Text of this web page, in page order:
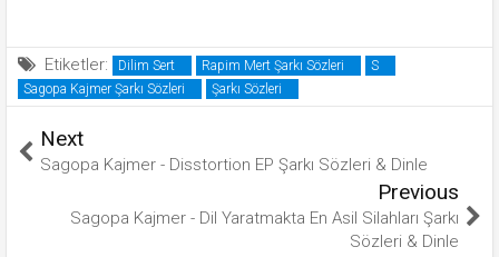
Etiketler: Dilim Sert Rapim Mert Şarkı Sözleri
S
Sagopa Kajmer Şarkı Sözleri
Şarkı Sözleri
Next
Sagopa Kajmer - Disstortion EP Şarkı Sözleri & Dinle
Previous
Sagopa Kajmer - Dil Yaratmakta En Asil Silahları Şarkı
Sözleri & Dinle